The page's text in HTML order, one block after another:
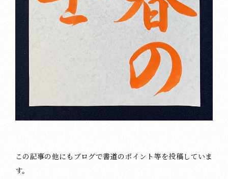
この記事の他にもブログで書道のポイント等を投稿していま
す。